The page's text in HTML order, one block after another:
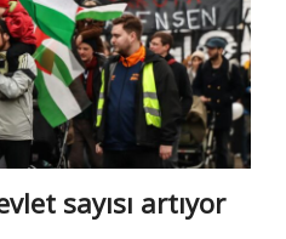
sayısı artıyor